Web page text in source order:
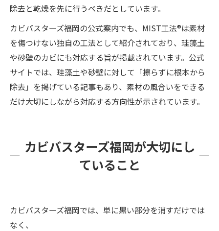
除去と乾燥を先に行うべきだとしています。
カビバスターズ福岡の公式案内でも、MIST工法®は素材
を傷つけない独自の工法として紹介されており、珪藻土
や砂壁のカビにも対応する旨が掲載されています。公式
サイトでは、珪藻土や砂壁に対して「擦らずに根本から
除去」を掲げている記事もあり、素材の風合いをできる
だけ大切にしながら対応する方向性が示されています。
カビバスターズ福岡が大切にし
ていること
カビバスターズ福岡では、単に黒い部分を消すだけでは
なく、